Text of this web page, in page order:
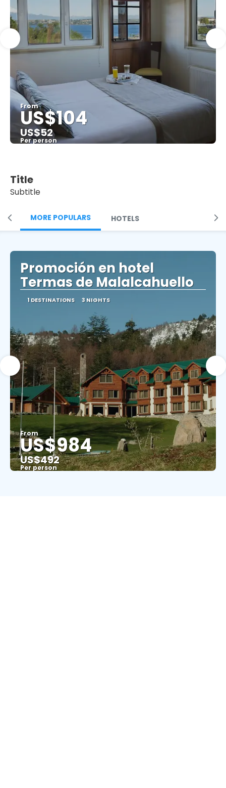
From
US$104
US$52
Per person
Title
Subtitle
MORE POPULARS HOTELS
Promoción en hotel
Termas de Malalcahuello
1 DESTINATIONS 3 NIGHTS
From
US$984
US$492
Per person